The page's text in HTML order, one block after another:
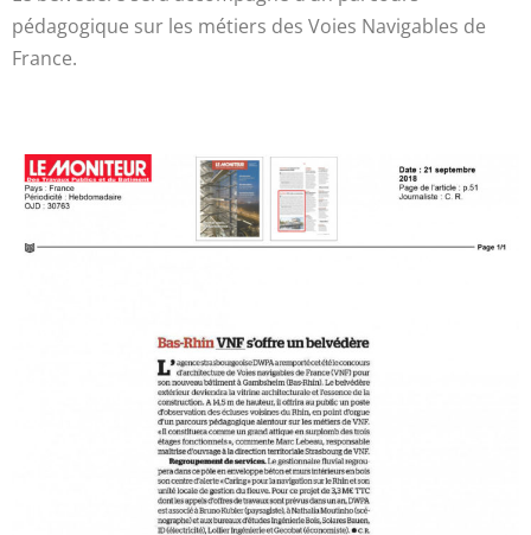
pédagogique sur les métiers des Voies Navigables de
France.